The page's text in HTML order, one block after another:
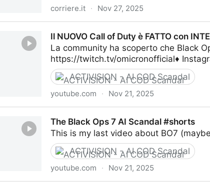
corriere.it · Nov 27, 2025
l'Olocausto
Il NUOVO Call of Duty è FATTO con
La community ha scoperto che Black
https://twitch.tv/omicronofficial♦
ACTIVISION - AI COD Scandal
youtube.com · Nov 21, 2025
The Black Ops 7 AI Scandal #shorts
This is my last video about BO7
ACTIVISION - AI COD Scandal
youtube.com · Nov 21, 2025